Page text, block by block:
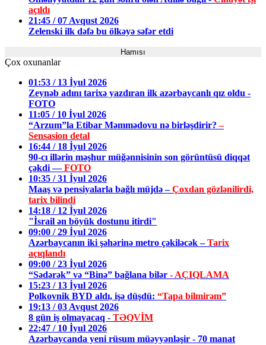
açıldı
21:45 / 07 Avqust 2026
Zelenski ilk dəfə bu ölkəyə səfər etdi
Hamısı
Çox oxunanlar
01:53 / 13 İyul 2026
Zeynəb adını tarixə yazdıran ilk azərbaycanlı qız oldu -
FOTO
11:05 / 10 İyul 2026
“Arzum”la Etibar Məmmədovu nə birləşdirir?–
Sensasion detal
16:44 / 18 İyul 2026
90-cı illərin məşhur müğənnisinin son görüntüsü diqqət
çəkdi —FOTO
10:35 / 31 İyul 2026
Maaş və pensiyalarla bağlı müjdə –Çoxdan gözlənilirdi,
tarix bilindi
14:18 / 12 İyul 2026
"İsrail ən böyük dostunu itirdi"
09:00 / 29 İyul 2026
Azərbaycanın iki şəhərinə metro çəkiləcək –Tarix
açıqlandı
09:00 / 23 İyul 2026
“Sədərək” və “Binə” bağlana bilər - AÇIQLAMA
15:23 / 13 İyul 2026
Polkovnik BYD aldı, işə düşdü: “Tapa bilmirəm”
19:13 / 03 Avqust 2026
8 gün iş olmayacaq - TƏQVİM
22:47 / 10 İyul 2026
Azərbaycanda yeni rüsum müəyyənləşir - 70 manat